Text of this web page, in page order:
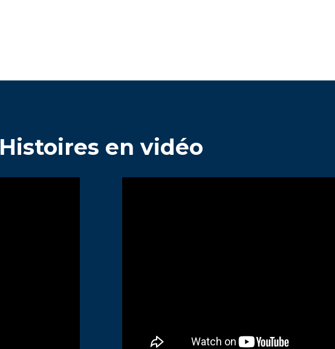
Histoires en vidéo